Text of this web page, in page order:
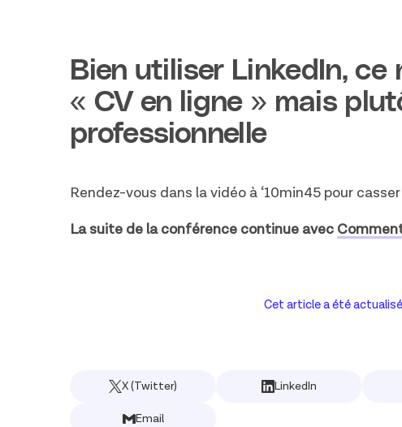
Bien utiliser LinkedIn, ce
« CV en ligne » mais
professionnelle
Rendez-vous dans la vidéo à ‘10min45 pour
La suite de la conférence continue avec
Cet article a été
X (Twitter) LinkedIn
Email